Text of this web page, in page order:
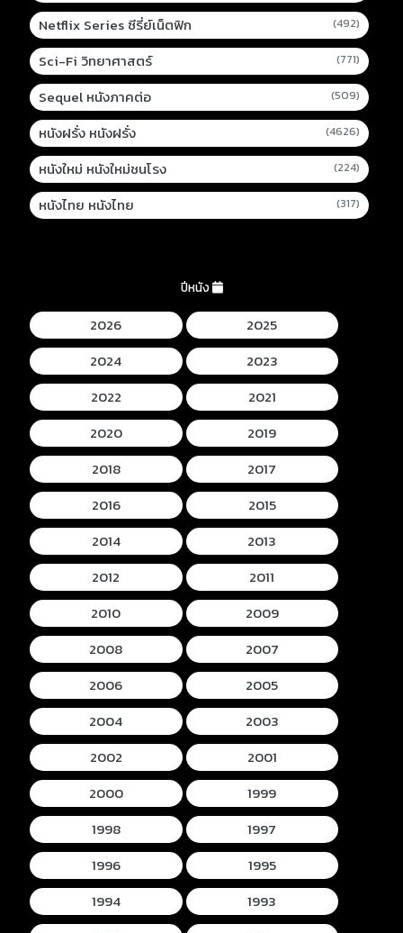
Netflix Series ซีรี่ย์เน็ตฟิก (492)
Sci-Fi วิทยาศาสตร์ (771)
Sequel หนังภาคต่อ (509)
หนังฝรั่ง หนังฝรั่ง (4626)
หนังใหม่ หนังใหม่ชนโรง (224)
หนังไทย หนังไทย (317)
ปีหนัง
2026
2025
2024
2023
2022
2021
2020
2019
2018
2017
2016
2015
2014
2013
2012
2011
2010
2009
2008
2007
2006
2005
2004
2003
2002
2001
2000
1999
1998
1997
1996
1995
1994
1993